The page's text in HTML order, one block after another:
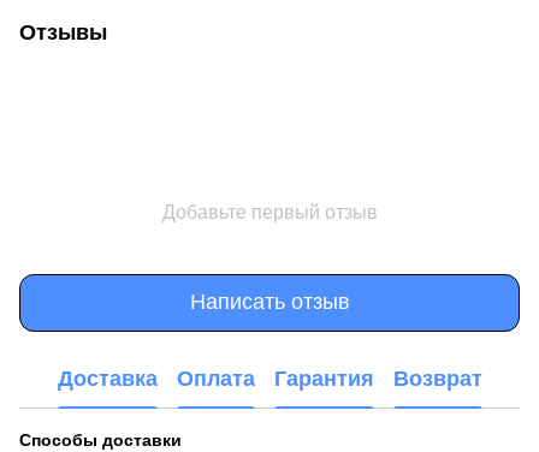
Отзывы
Добавьте первый отзыв
Написать отзыв
Доставка Оплата Гарантия Возврат
Способы доставки